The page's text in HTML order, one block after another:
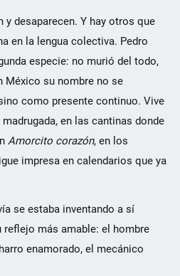
y desaparecen. Y hay otros que
en la lengua colectiva. Pedro
especie: no murió del todo,
México su nombre no se
como presente continuo. Vive
en las cantinas donde
Amorcito corazón, en los
impresa en calendarios que ya
se estaba inventando a sí
más amable: el hombre
enamorado, el mecánico